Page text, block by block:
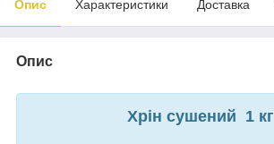
Опис Характеристики Доставка
Опис
Хрін сушений 1 кг